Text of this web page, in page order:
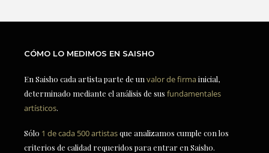
CÓMO LO MEDIMOS EN SAISHO
En Saisho cada artista parte de un valor de firmainicial,
determinado mediante el análisis de sus fundamentales
artísticos.
Sólo 1 de cada 500 artistasque analizamos cumple con los
criterios de calidad requeridos para entrar en Saisho.